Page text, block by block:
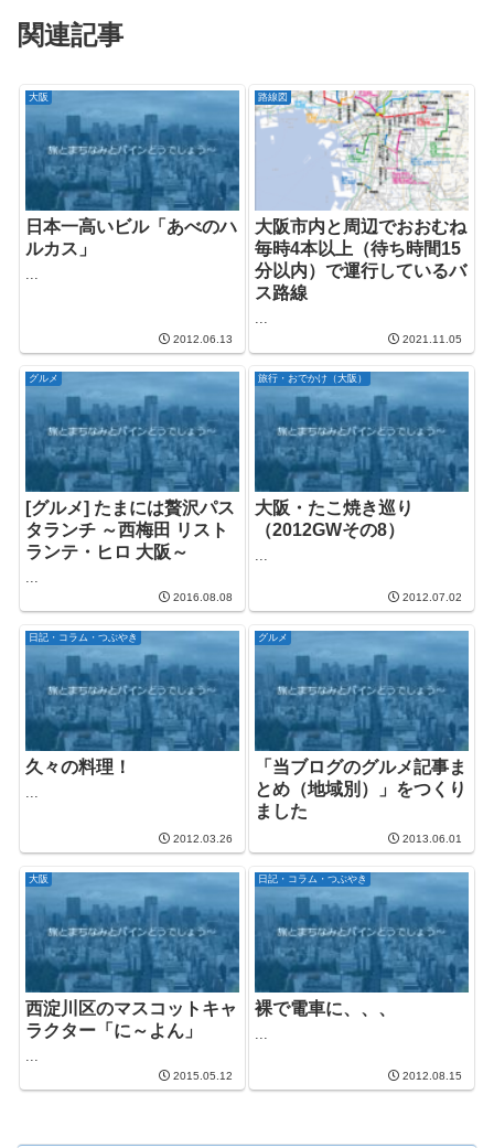
関連記事
大阪
日本一高いビル「あべのハ
ルカス」
...
2012.06.13
路線図
大阪市内と周辺でおおむね
毎時4本以上（待ち時間15
分以内）で運行しているバ
ス路線
...
2021.11.05
グルメ
[グルメ] たまには贅沢パス
タランチ ～西梅田 リスト
ランテ・ヒロ 大阪～
...
2016.08.08
旅行・おでかけ（大阪）
大阪・たこ焼き巡り
（2012GWその8）
...
2012.07.02
日記・コラム・つぶやき
久々の料理！
2012.03.26
グルメ
「当ブログのグルメ記事ま
とめ（地域別）」をつくり
ました
2013.06.01
大阪
西淀川区のマスコットキャ
ラクター「に～よん」
2015.05.12
日記・コラム・つぶやき
裸で電車に、、、
2012.08.15